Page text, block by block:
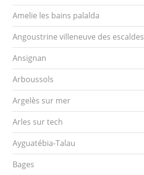
Amelie les bains palalda
Angoustrine villeneuve des escaldes
Ansignan
Arboussols
Argelès sur mer
Arles sur tech
Ayguatébia-Talau
Bages